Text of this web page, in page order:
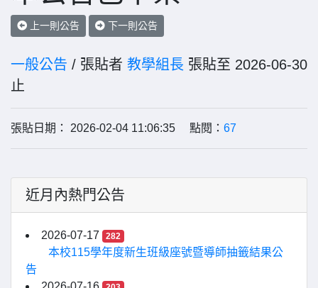
上一則公告 下一則公告
一般公告 / 張貼者 教學組長 張貼至 2026-06-30
止
張貼日期： 2026-02-04 11:06:35 點閱： 67
近月內熱門公告
2026-07-17 282
本校115學年度新生班級座號暨導師抽籤結果公
告